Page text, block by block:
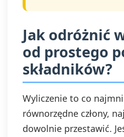
Jak odróżnić
od prostego
składników?
Wyliczenie to co
równorzędne człony,
dowolnie przestawić.